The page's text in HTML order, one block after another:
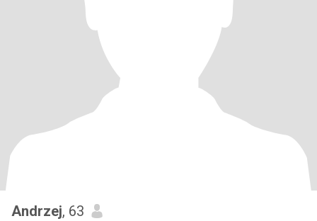
Andrzej, 63